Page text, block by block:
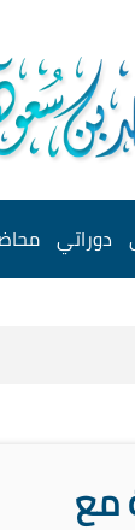
دوراتي
مع